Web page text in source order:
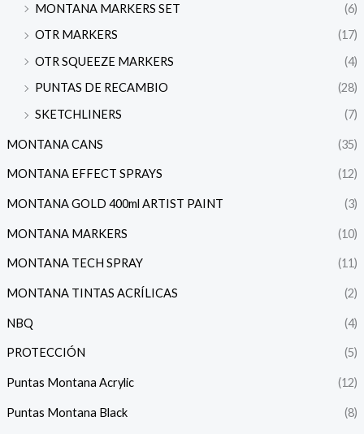
MONTANA MARKERS SET
(6)
OTR MARKERS
(17)
OTR SQUEEZE MARKERS
(4)
PUNTAS DE RECAMBIO
(28)
SKETCHLINERS
(7)
MONTANA CANS (35)
MONTANA EFFECT SPRAYS (12)
MONTANA GOLD 400ml ARTIST PAINT (3)
MONTANA MARKERS (10)
MONTANA TECH SPRAY (11)
MONTANA TINTAS ACRÍLICAS (2)
NBQ (4)
PROTECCIÓN (5)
Puntas Montana Acrylic (12)
Puntas Montana Black (8)